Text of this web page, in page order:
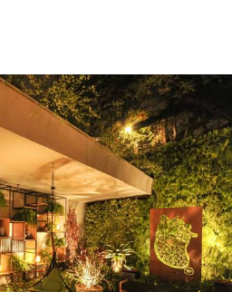
483 0